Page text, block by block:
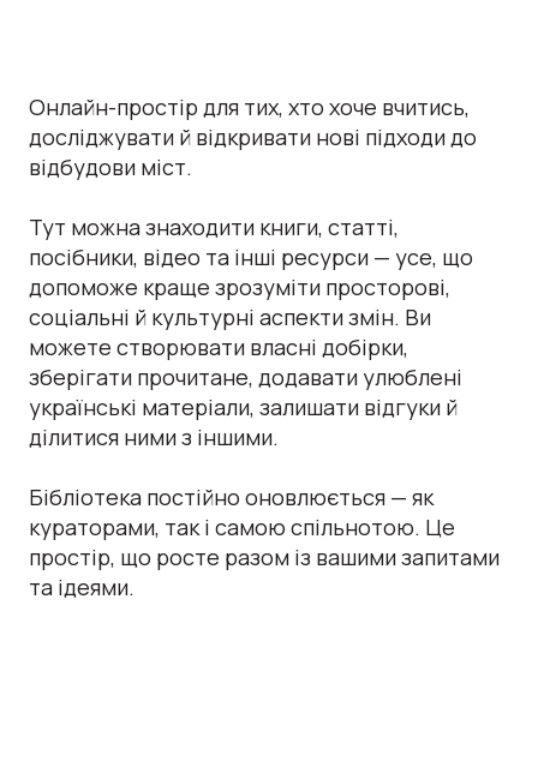
Онлайн-простір для тих, хто хоче вчитись,
досліджувати й відкривати нові підходи до
відбудови міст.
Тут можна знаходити книги, статті,
посібники, відео та інші ресурси — усе, що
допоможе краще зрозуміти просторові,
соціальні й культурні аспекти змін. Ви
можете створювати власні добірки,
зберігати прочитане, додавати улюблені
українські матеріали, залишати відгуки й
ділитися ними з іншими.
Бібліотека постійно оновлюється — як
кураторами, так і самою спільнотою. Це
простір, що росте разом із вашими запитами
та ідеями.